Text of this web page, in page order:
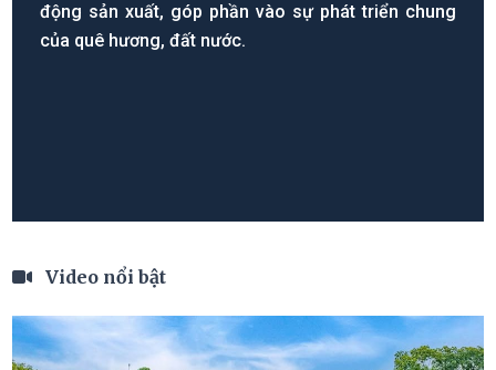
động sản xuất, góp phần vào sự phát triển chung
của quê hương, đất nước.
Video nổi bật